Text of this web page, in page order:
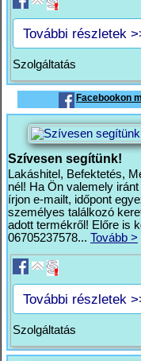
További részletek
Szolgáltatás
Facebookon
Szívesen segítünk!
Lakáshitel, Befektetés,
nél! Ha Ön valemely
írjon e-mailt, időpont
személyes találkozó
adott termékről! Előre is
06705237578... Tovább >
További részletek
Szolgáltatás